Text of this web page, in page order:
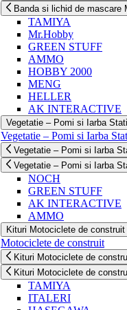
Banda si lichid de mascare
TAMIYA
Mr.Hobby
GREEN STUFF
AMMO
HOBBY 2000
MENG
HELLER
AK INTERACTIVE
Vegetatie – Pomi si Iarba
Vegetatie – Pomi si Iarba
Vegetatie – Pomi si Iarba
Vegetatie – Pomi si Iarba
NOCH
GREEN STUFF
AK INTERACTIVE
AMMO
Kituri Motociclete de construit
Motociclete de construit
Kituri Motociclete de
Kituri Motociclete de
TAMIYA
ITALERI